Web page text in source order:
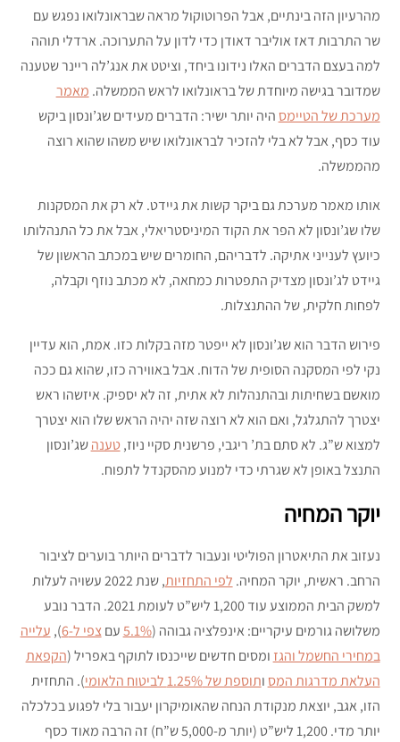
מהרעיון הזה בינתיים, אבל הפרוטוקול מראה שבראונלואו נפגש עם
שר התרבות דאז אוליבר דאודן כדי לדון על התערוכה. ארדלי תוהה
למה בעצם הדברים האלו נידונו ביחד, וציטט את אנג’לה ריינר שטענה
שמדובר בגישה מיוחדת של בראונלואו לראש הממשלה. מאמר
מערכת של הטיימסהיה יותר ישיר: הדברים מעידים שג’ונסון ביקש
עוד כסף, אבל לא בלי להזכיר לבראונלואו שיש משהו שהוא רוצה
מהממשלה.
אותו מאמר מערכת גם ביקר קשות את גיידט. לא רק את המסקנות
שלו שג’ונסון לא הפר את הקוד המיניסטריאלי, אבל את כל התנהלותו
כיועץ לענייני אתיקה. לדבריהם, החומרים שיש במכתב הראשון של
גיידט לג’ונסון מצדיק התפטרות כמחאה, לא מכתב נוזף וקבלה,
לפחות חלקית, של ההתנצלות.
פירוש הדבר הוא שג’ונסון לא ייפטר מזה בקלות כזו. אמת, הוא עדיין
נקי לפי המסקנה הסופית של הדוח. אבל באווירה כזו, שהוא גם ככה
מואשם בשחיתות ובהתנהלות לא אתית, זה לא יספיק. איזשהו ראש
יצטרך להתגלגל, ואם הוא לא רוצה שזה יהיה הראש שלו הוא יצטרך
למצוא ש”ג. לא סתם בת’ ריגבי, פרשנית סקיי ניוז,טענהשג’ונסון
התנצל באופן לא שגרתי כדי למנוע מהסקנדל לתפוח.
יוקר המחיה
נעזוב את התיאטרון הפוליטי ונעבור לדברים היותר בוערים לציבור
הרחב. ראשית, יוקר המחיה. לפי התחזיות
, שנת 2022 עשויה לעלות
למשק הבית הממוצע עוד 1,200 ליש”ט לעומת 2021. הדבר נובע
משלושה גורמים עיקריים: אינפלציה גבוהה (5.1%עםצפי ל-6 ), עלייה
במחירי החשמל והגז ומסים חדשים שייכנסו לתוקף באפריל (הקפאת
העלאת מדרגות המסותוספת של 1.25% לביטוח הלאומי
). התחזית
הזו, אגב, יוצאת מנקודת הנחה שהאומיקרון יעבור בלי לפגוע בכלכלה
יותר מדי. 1,200 ליש”ט (יותר מ-5,000 ש”ח) זה הרבה מאוד כסף